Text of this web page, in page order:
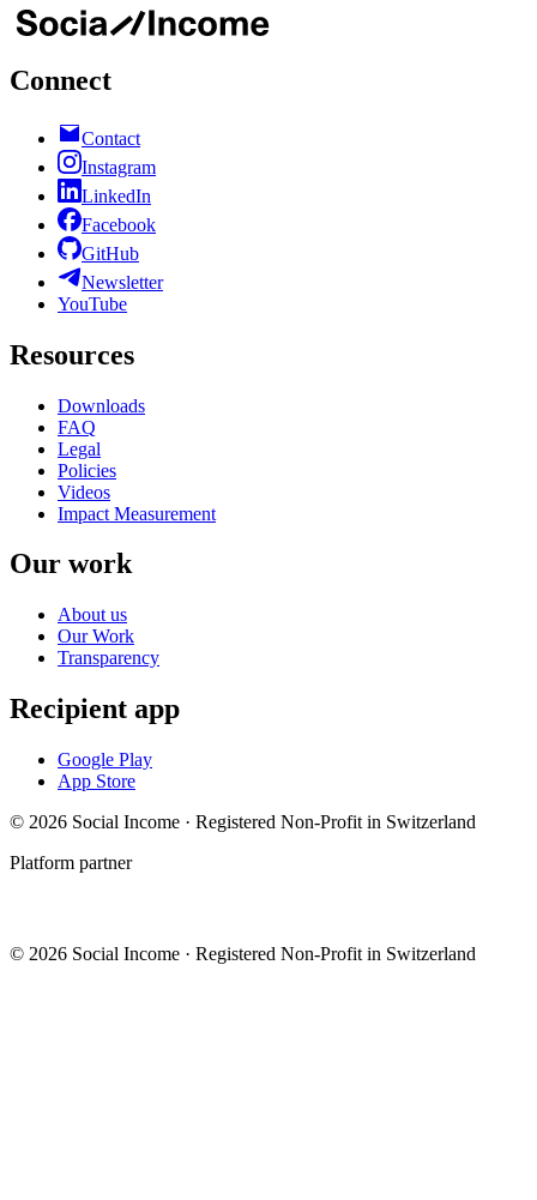
Connect
Contact
Instagram
LinkedIn
Facebook
GitHub
Newsletter
YouTube
Resources
Downloads
FAQ
Legal
Policies
Videos
Impact Measurement
Our work
About us
Our Work
Transparency
Recipient app
Google Play
App Store
© 2026 Social Income · Registered Non-Profit in Switzerland
Platform partner
© 2026 Social Income · Registered Non-Profit in Switzerland